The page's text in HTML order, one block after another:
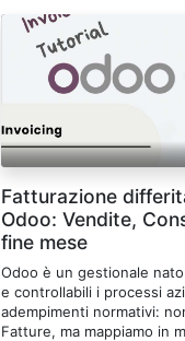
Fatturazione
Odoo: Vendite,
fine mese
Odoo è un gestionale
e controllabili i processi
adempimenti normativi:
Fatture, ma mappiamo in